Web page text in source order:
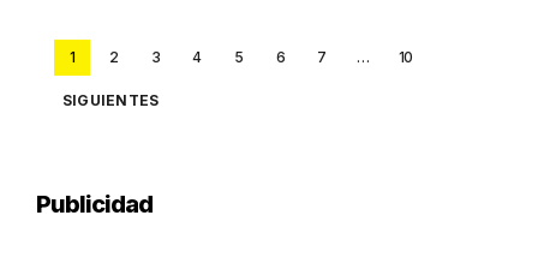
Posts
pagination
1 2 3 4 5 6 7 … 10
SIGUIENTES
Publicidad